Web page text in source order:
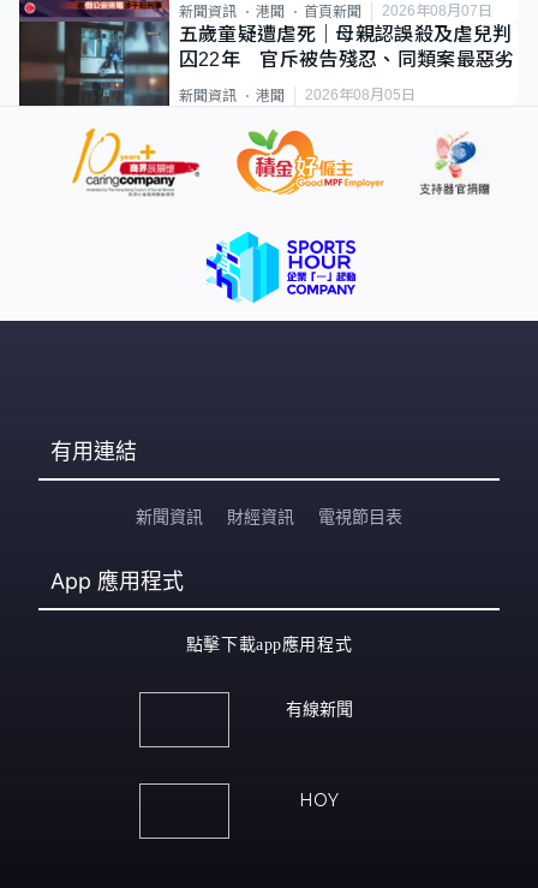
新聞資訊 港聞 首頁新聞 2026年08月07日
五歲童疑遭虐死｜母親認誤殺及虐兒判
囚22年 官斥被告殘忍、同類案最惡劣
新聞資訊 港聞 2026年08月05日
有用連結
新聞資訊 財經資訊 電視節目表
App 應用程式
點擊下載app應用程式
有線新聞
HOY